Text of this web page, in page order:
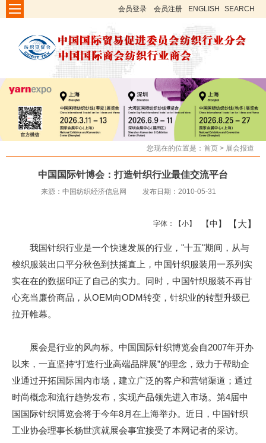
会员登录 会员注册 ENGLISH SEARCH
您现在的位置是： 首页 > 展会报道
中国国际针博会：打造针织行业最佳交流平台
来源：中国纺织经济信息网 发布日期：2010-05-31
字体： 【小】 【中】 【大】
我国针织行业是一个快速发展的行业，"十五"期间，从与
梭织服装出口平分秋色到扶摇直上，中国针织服装用一系列实
实在在的数据印证了自己的实力。同时，中国针织服装不再甘
心充当廉价商品，从OEM向ODM转变，针织业的转型升级已
拉开帷幕。
展会是行业的风向标。中国国际针织博览会自2007年开办
以来，一直坚持“打造行业高端品牌展”的理念，致力于帮助企
业通过开拓国际国内市场，建立广泛的客户和营销渠道；通过
时尚概念和流行趋势发布，实现产品领先进入市场。第4届中
国国际针织博览会将于今年8月在上海举办。近日，中国针织
工业协会理事长杨世滨就展会事宜接受了本网记者的采访。